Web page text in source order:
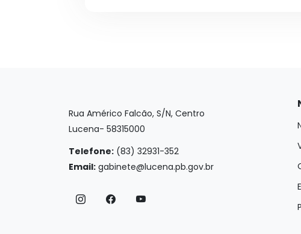
Rua Américo Falcão, S/N, Centro
Lucena- 58315000
Telefone: (83) 32931-352
Email: gabinete@lucena.pb.gov.br